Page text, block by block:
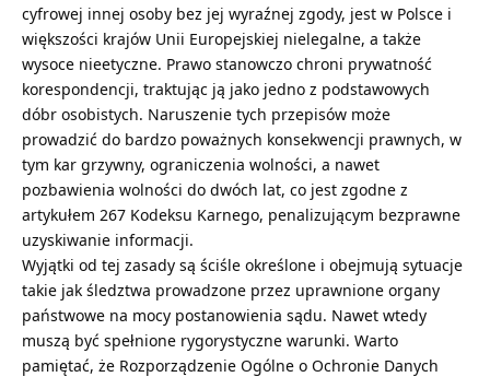
cyfrowej innej osoby bez jej wyraźnej zgody, jest w Polsce i
większości krajów Unii Europejskiej nielegalne, a także
wysoce nieetyczne. Prawo stanowczo chroni prywatność
korespondencji, traktując ją jako jedno z podstawowych
dóbr osobistych. Naruszenie tych przepisów może
prowadzić do bardzo poważnych konsekwencji prawnych, w
tym kar grzywny, ograniczenia wolności, a nawet
pozbawienia wolności do dwóch lat, co jest zgodne z
artykułem 267 Kodeksu Karnego, penalizującym bezprawne
uzyskiwanie informacji.
Wyjątki od tej zasady są ściśle określone i obejmują sytuacje
takie jak śledztwa prowadzone przez uprawnione organy
państwowe na mocy postanowienia sądu. Nawet wtedy
muszą być spełnione rygorystyczne warunki. Warto
pamiętać, że Rozporządzenie Ogólne o Ochronie Danych